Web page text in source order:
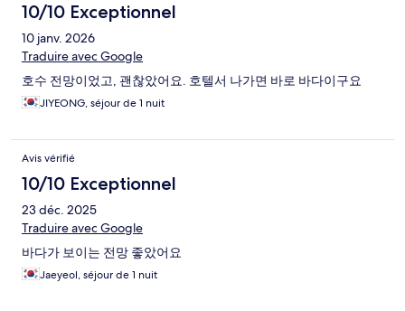
10/10 Exceptionnel
10 janv. 2026
Traduire avec Google
호수 전망이었고, 괜찮았어요. 호텔서 나가면 바로 바다이구요
JIYEONG, séjour de 1 nuit
Avis vérifié
10/10 Exceptionnel
23 déc. 2025
Traduire avec Google
바다가 보이는 전망 좋았어요
Jaeyeol, séjour de 1 nuit